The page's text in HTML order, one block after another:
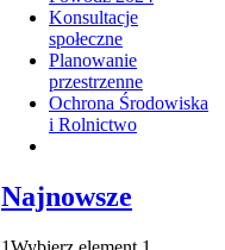
Konsultacje
społeczne
Planowanie
przestrzenne
Ochrona Środowiska
i Rolnictwo
Najnowsze